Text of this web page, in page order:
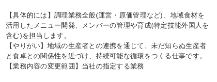
【具体的には】調理業務全般(運営・原価管理など)、地域食材を
活用したメニュー開発、メンバーの管理や育成(特定技能外国人を
含む)を担当します。
【やりがい】地域の生産者との連携を通じて、未だ知らぬ生産者
と食卓との関係性を近づけ、持続可能な循環をつくる仕事です。
【業務内容の変更範囲】当社の指定する業務